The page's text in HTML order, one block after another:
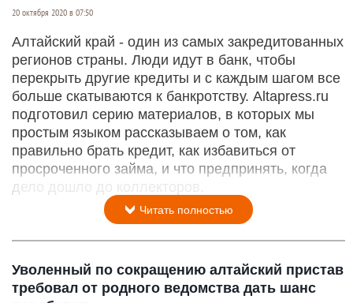
20 октября 2020 в 07:50
Алтайский край - один из самых закредитованных
регионов страны. Люди идут в банк, чтобы
перекрыть другие кредиты и с каждым шагом все
больше скатываются к банкротству. Altapress.ru
подготовил серию материалов, в которых мы
простым языком рассказываем о том, как
правильно брать кредит, как избавиться от
просроченного займа, и что предпринять, когда
дело дошло до коллекторов.
Читать полностью
Уволенный по сокращению алтайский пристав
требовал от родного ведомства дать шанс